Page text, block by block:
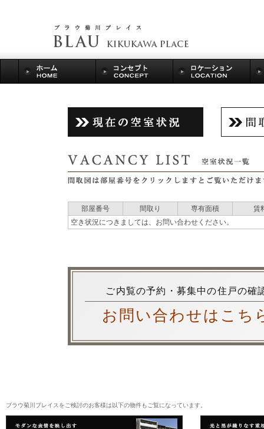
部屋番号 間取り 専有面積
賃
空き状況につきましては、お問い合わせください。
ご内覧の予約・募集中の住戸の確
お問い合わせはこち
ブラウ菊川プレイスをご検討のお客様は以下の物件もご覧になっています。